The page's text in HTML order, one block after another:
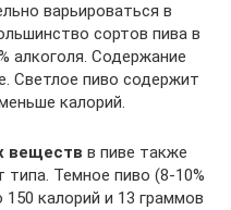
варьироваться в
сортов пива в
алкоголя. Содержание
Светлое пиво содержит
калорий.
веществ в пиве также
типа. Темное пиво (8-10%
калорий и 13 граммов